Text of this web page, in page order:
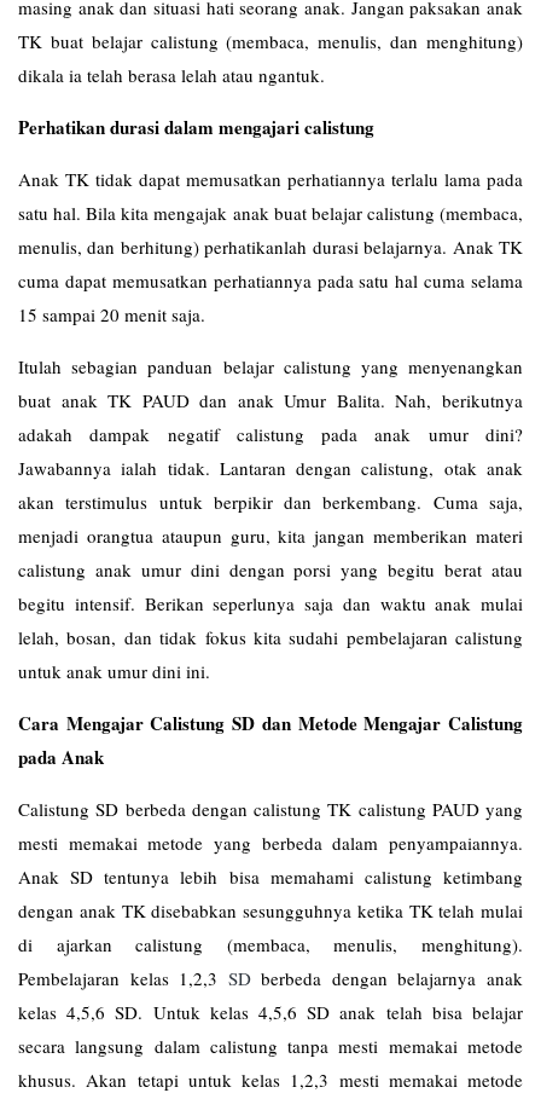
masing anak dan situasi hati seorang anak. Jangan paksakan anak
TK buat belajar calistung (membaca, menulis, dan menghitung)
dikala ia telah berasa lelah atau ngantuk.
Perhatikan durasi dalam mengajari calistung
Anak TK tidak dapat memusatkan perhatiannya terlalu lama pada
satu hal. Bila kita mengajak anak buat belajar calistung (membaca,
menulis, dan berhitung) perhatikanlah durasi belajarnya. Anak TK
cuma dapat memusatkan perhatiannya pada satu hal cuma selama
15 sampai 20 menit saja.
Itulah sebagian panduan belajar calistung yang menyenangkan
buat anak TK PAUD dan anak Umur Balita. Nah, berikutnya
adakah dampak negatif calistung pada anak umur dini?
Jawabannya ialah tidak. Lantaran dengan calistung, otak anak
akan terstimulus untuk berpikir dan berkembang. Cuma saja,
menjadi orangtua ataupun guru, kita jangan memberikan materi
calistung anak umur dini dengan porsi yang begitu berat atau
begitu intensif. Berikan seperlunya saja dan waktu anak mulai
lelah, bosan, dan tidak fokus kita sudahi pembelajaran calistung
untuk anak umur dini ini.
Cara Mengajar Calistung SD dan Metode Mengajar Calistung
pada Anak
Calistung SD berbeda dengan calistung TK calistung PAUD yang
mesti memakai metode yang berbeda dalam penyampaiannya.
Anak SD tentunya lebih bisa memahami calistung ketimbang
dengan anak TK disebabkan sesungguhnya ketika TK telah mulai
di ajarkan calistung (membaca, menulis, menghitung).
Pembelajaran kelas 1,2,3 SDberbeda dengan belajarnya anak
kelas 4,5,6 SD. Untuk kelas 4,5,6 SD anak telah bisa belajar
secara langsung dalam calistung tanpa mesti memakai metode
khusus. Akan tetapi untuk kelas 1,2,3 mesti memakai metode